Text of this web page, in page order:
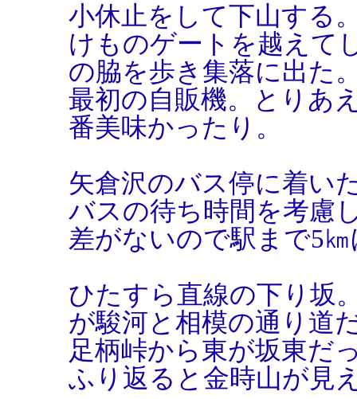
小休止をして下山する
けものゲートを越えて
の脇を歩き集落に出た
最初の自販機。とりあ
番美味かったり。
矢倉沢のバス停に着い
バスの待ち時間を考慮
差がないので駅まで5
ひたすら直線の下り坂
が駿河と相模の通り道
足柄峠から東が坂東だ
ふり返ると金時山が見